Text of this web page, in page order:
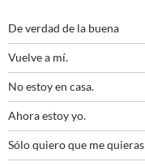
De verdad de la buena
Vuelve a mí.
No estoy en casa.
Ahora estoy yo.
Sólo quiero que me quieras